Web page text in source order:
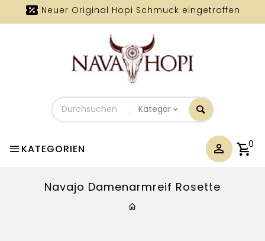
Neuer Original Hopi Schmuck eingetroffen
Durchsuchen
Sie
unseren
KATEGORIEN 0
Navajo Damenarmreif Rosette